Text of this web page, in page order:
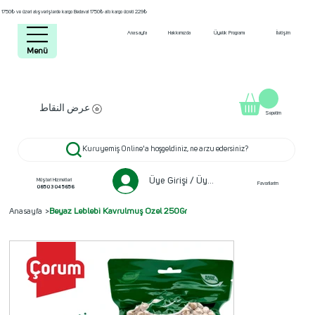
1750₺ ve üzeri alışverişlerde kargo Bedava! 1750₺ altı kargo ücreti 229₺
Anasayfa Hakkımızda Üyelik Programı İletişim
Kuruyemiş Online'a hoşgeldiniz, ne arzu edersiniz?
Müşteri Hizmetleri
0850 304 5656
Üye Girişi / Üye ol
عرض النقاط
Favorilerim
Sepetim
Menü
Anasayfa >Beyaz Leblebi Kavrulmuş Özel 250Gr